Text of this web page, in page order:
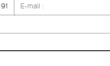
E-mail :